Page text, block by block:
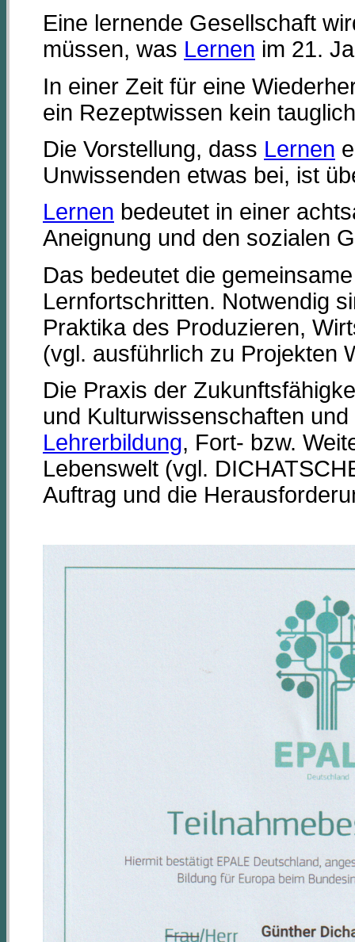
Eine lernende Gesellschaft
müssen, was Lernen im 21.
In einer Zeit für eine
ein Rezeptwissen kein
Die Vorstellung, dass Lernen
Unwissenden etwas bei, ist
Lernen bedeutet in einer
Aneignung und den sozialen
Das bedeutet die
Lernfortschritten. Notwendig
Praktika des Produzieren,
(vgl. ausführlich zu Projekten
Die Praxis der
und Kulturwissenschaften
Lehrerbildung, Fort- bzw.
Lebenswelt (vgl.
Auftrag und die